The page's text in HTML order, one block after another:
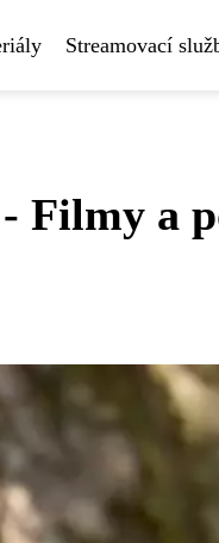
Streamovací
Filmy a